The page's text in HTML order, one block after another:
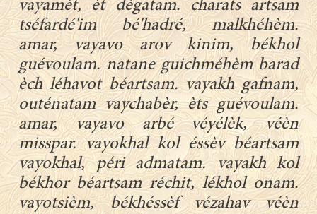
vayamèt, èt dégatam. charats artsam
tséfardé'im bé'hadré, malkhéhèm.
amar, vayavo arov kinim, békhol
guévoulam. natane guichméhèm barad
èch léhavot béartsam. vayakh gafnam,
outénatam vaychabèr, èts guévoulam.
amar, vayavo arbé véyélèk, véèn
misspar. vayokhal kol éssèv béartsam
vayokhal, péri admatam. vayakh kol
békhor béartsam réchit, lékhol onam.
vayotsièm, békhéssèf vézahav véèn